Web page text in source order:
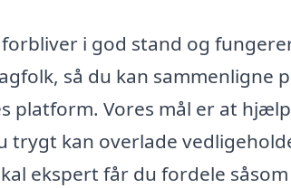
i god stand og
så du kan sammenligne
platform. Vores mål er at
trygt kan overlade
ekspert får du fordele